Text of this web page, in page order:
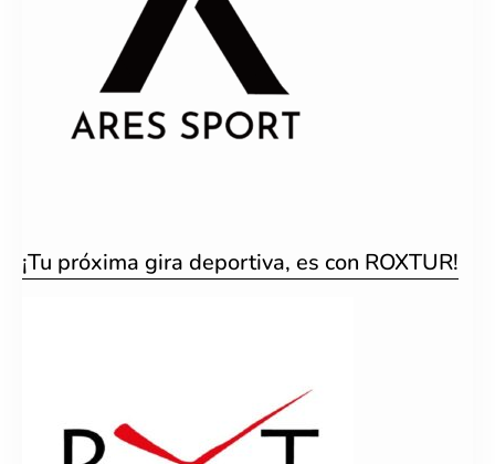
¡Tu próxima gira deportiva, es con ROXTUR!